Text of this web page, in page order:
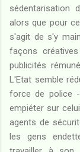
sédentarisation
alors que pour
s'agit de s'y
façons
publicités
L'Etat semble
force de police
empiéter sur
agents de
les gens